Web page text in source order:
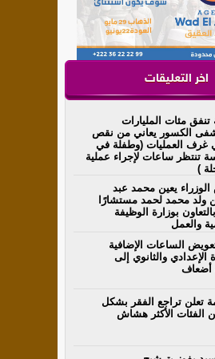
اخر التعليقات
مئات المليارات
الكسور يعاني من نقص
غرف العمليات (وطفلة في
تنتظر ساعات لإجراء عملية
)
يعين محمد عبد
ولد محمد لحمد مستشارًا
بوزارة الوظيفة
والعمل
الساعات الإضافية
الإعدادي والثانوي إلى
تعلن تراجع الفقر بشكل
الفئات الأكثر هشاش